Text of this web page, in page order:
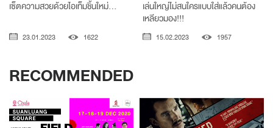
เซ็ตความสวยด้วยไอเท็มชิ้นใหม่...
23.01.2023 1622
เล่นใหญ่ไม่สนใครแบบใส่แล้วคนต้อง
เหลียวมอง!!!
15.02.2023 1957
RECOMMENDED